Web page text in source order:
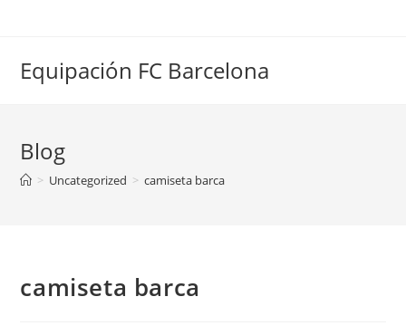
Equipación FC Barcelona
Blog
> Uncategorized > camiseta barca
camiseta barca